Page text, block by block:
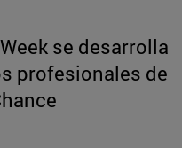
se desarrolla
profesionales de